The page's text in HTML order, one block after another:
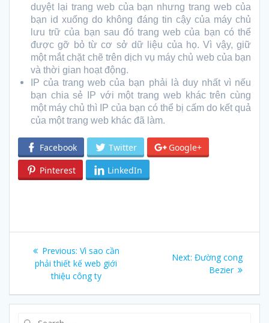
duyệt lại trang web của bạn nhưng trang web của
bạn id xuống do không đáng tin cậy của máy chủ
lưu trữ của bạn sau đó trang web của bạn có thể
được gỡ bỏ từ cơ sở dữ liệu của họ. Vì vậy, giữ
một mắt chặt chẽ trên dịch vụ máy chủ web của bạn
và thời gian hoạt động.
IP của trang web của bạn phải là duy nhất vì nếu
bạn chia sẻ IP với một trang web khác trên cùng
một máy chủ thì IP của bạn có thể bị cấm do kết quả
của một trang web khác đã làm.
Facebook Twitter
Google+
Pinterest
LinkedIn
Post
navigation
Previous: Previous
post:
Vì sao cần
phải thiết kế web giới
thiệu công ty
Next: Next
post:
Đường cong
Bezier